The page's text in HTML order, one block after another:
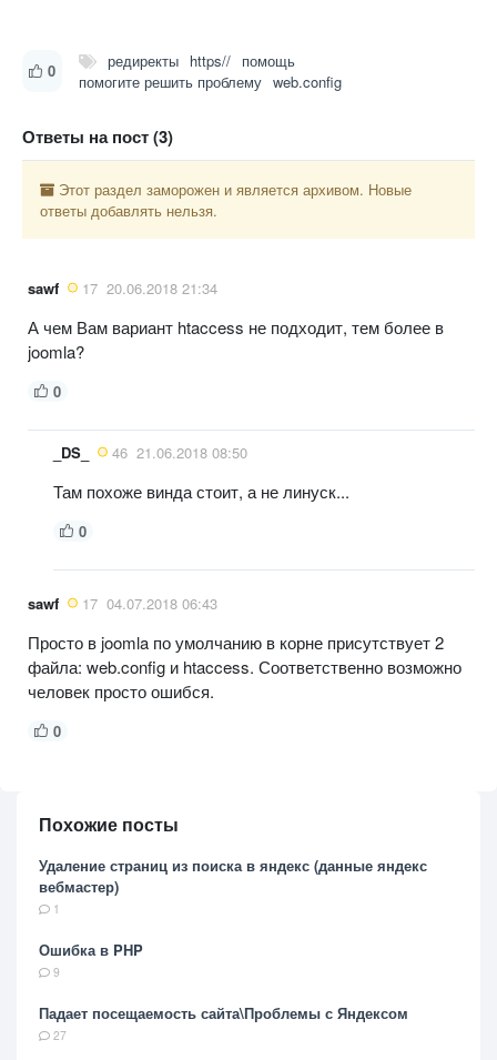
0 редиректы https// помощь
помогите решить проблему web.config
Ответы на пост (3)
Этот раздел заморожен и является архивом. Новые
ответы добавлять нельзя.
sawf 17 20.06.2018 21:34
А чем Вам вариант htaccess не подходит, тем более в
joomla?
0
_DS_ 46 21.06.2018 08:50
Там похоже винда стоит, а не линуск...
0
sawf 17 04.07.2018 06:43
Просто в joomla по умолчанию в корне присутствует 2
файла: web.config и htaccess. Соответственно возможно
человек просто ошибся.
0
Похожие посты
Удаление страниц из поиска в яндекс (данные яндекс
вебмастер)
1
Ошибка в PHP
9
Падает посещаемость сайта\Проблемы с Яндексом
27